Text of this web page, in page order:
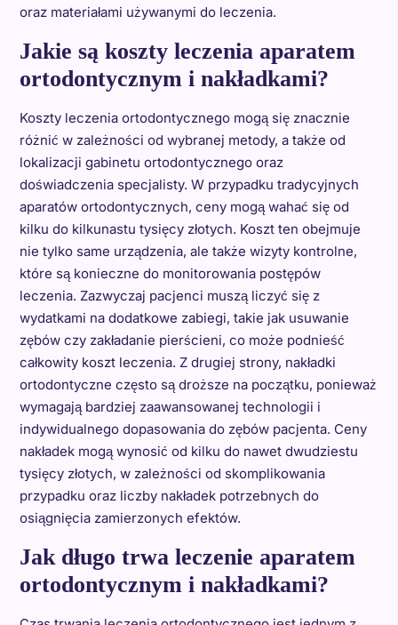
oraz materiałami używanymi do leczenia.
Jakie są koszty leczenia aparatem
ortodontycznym i nakładkami?
Koszty leczenia ortodontycznego mogą się znacznie
różnić w zależności od wybranej metody, a także od
lokalizacji gabinetu ortodontycznego oraz
doświadczenia specjalisty. W przypadku tradycyjnych
aparatów ortodontycznych, ceny mogą wahać się od
kilku do kilkunastu tysięcy złotych. Koszt ten obejmuje
nie tylko same urządzenia, ale także wizyty kontrolne,
które są konieczne do monitorowania postępów
leczenia. Zazwyczaj pacjenci muszą liczyć się z
wydatkami na dodatkowe zabiegi, takie jak usuwanie
zębów czy zakładanie pierścieni, co może podnieść
całkowity koszt leczenia. Z drugiej strony, nakładki
ortodontyczne często są droższe na początku, ponieważ
wymagają bardziej zaawansowanej technologii i
indywidualnego dopasowania do zębów pacjenta. Ceny
nakładek mogą wynosić od kilku do nawet dwudziestu
tysięcy złotych, w zależności od skomplikowania
przypadku oraz liczby nakładek potrzebnych do
osiągnięcia zamierzonych efektów.
Jak długo trwa leczenie aparatem
ortodontycznym i nakładkami?